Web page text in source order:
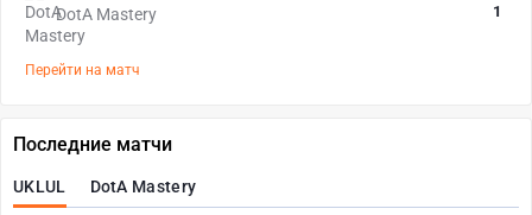
DotA Mastery
1
Перейти на матч
Последние матчи
UKLUL DotA Mastery